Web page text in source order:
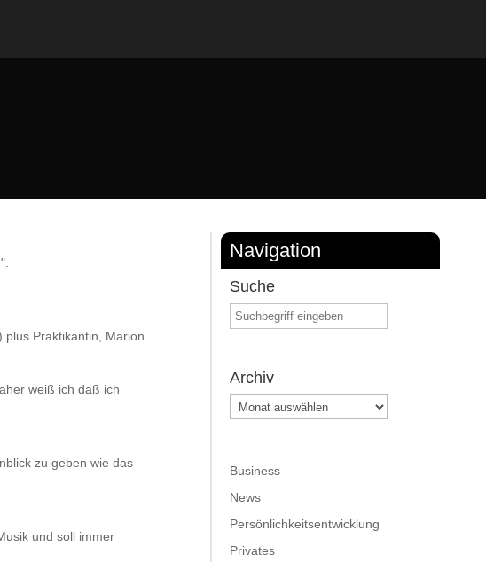
Praktikantin, Marion
weiß ich daß ich
zu geben wie das
und soll immer
Navigation
Suche
Archiv
Archiv
Business
News
Persönlichkeitsentwicklung
Privates